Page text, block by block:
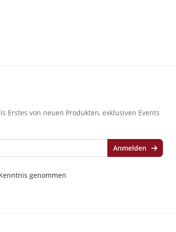
von neuen Produkten, exklusiven Events
genommen
Anmelden